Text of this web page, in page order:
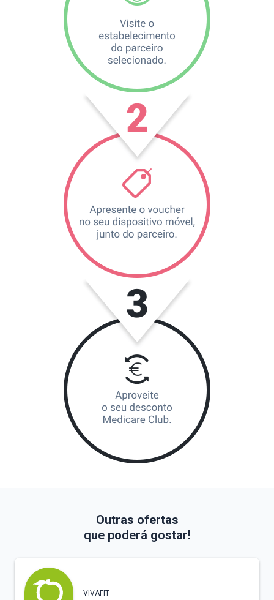
Outras ofertas
que poderá gostar!
VIVAFIT